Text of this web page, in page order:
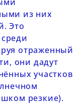
из них
Это
отраженный
они дадут
участков
резкие).